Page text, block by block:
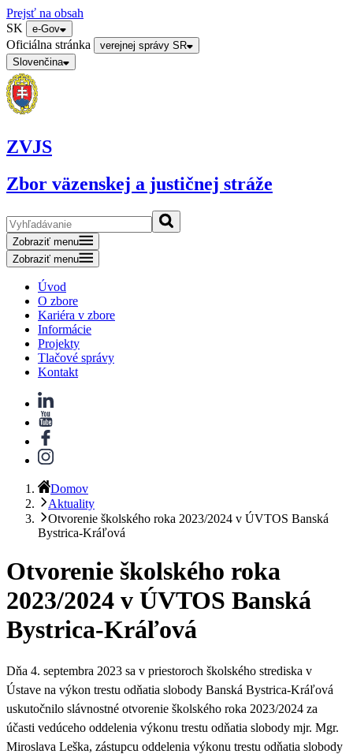
Prejsť na obsah
SK
e-Gov
Oficiálna stránka
verejnej správy SR
Slovenčina
ZVJS
Zbor väzenskej a justičnej stráže
Zobraziť menu
Zobraziť menu
Úvod
O zbore
Kariéra v zbore
Informácie
Projekty
Tlačové správy
Kontakt
Domov
Aktuality
Otvorenie školského roka 2023/2024 v ÚVTOS Banská
Bystrica-Kráľová
Otvorenie školského roka
2023/2024 v ÚVTOS Banská
Bystrica-Kráľová
Dňa 4. septembra 2023 sa v priestoroch školského strediska v
Ústave na výkon trestu odňatia slobody Banská Bystrica-Kráľová
uskutočnilo slávnostné otvorenie školského roka 2023/2024 za
účasti vedúceho oddelenia výkonu trestu odňatia slobody mjr. Mgr.
Miroslava Leška, zástupcu oddelenia výkonu trestu odňatia slobody